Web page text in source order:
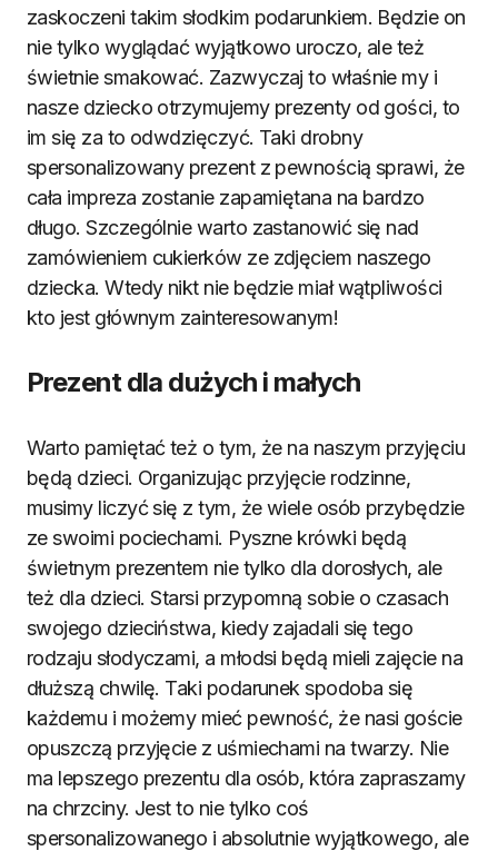
zaskoczeni takim słodkim podarunkiem. Będzie on
nie tylko wyglądać wyjątkowo uroczo, ale też
świetnie smakować. Zazwyczaj to właśnie my i
nasze dziecko otrzymujemy prezenty od gości, to
im się za to odwdzięczyć. Taki drobny
spersonalizowany prezent z pewnością sprawi, że
cała impreza zostanie zapamiętana na bardzo
długo. Szczególnie warto zastanowić się nad
zamówieniem cukierków ze zdjęciem naszego
dziecka. Wtedy nikt nie będzie miał wątpliwości
kto jest głównym zainteresowanym!
Prezent dla dużych i małych
Warto pamiętać też o tym, że na naszym przyjęciu
będą dzieci. Organizując przyjęcie rodzinne,
musimy liczyć się z tym, że wiele osób przybędzie
ze swoimi pociechami. Pyszne krówki będą
świetnym prezentem nie tylko dla dorosłych, ale
też dla dzieci. Starsi przypomną sobie o czasach
swojego dzieciństwa, kiedy zajadali się tego
rodzaju słodyczami, a młodsi będą mieli zajęcie na
dłuższą chwilę. Taki podarunek spodoba się
każdemu i możemy mieć pewność, że nasi goście
opuszczą przyjęcie z uśmiechami na twarzy. Nie
ma lepszego prezentu dla osób, która zapraszamy
na chrzciny. Jest to nie tylko coś
spersonalizowanego i absolutnie wyjątkowego, ale